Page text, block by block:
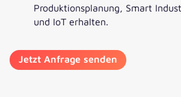
Produktionsplanung, Smart
und IoT erhalten.